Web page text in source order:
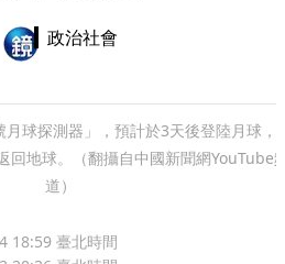
政治社會
球探測器」，預計於3天後登陸月球，
回地球。（翻攝自中國新聞網YouTube
道）
18:59 臺北時間